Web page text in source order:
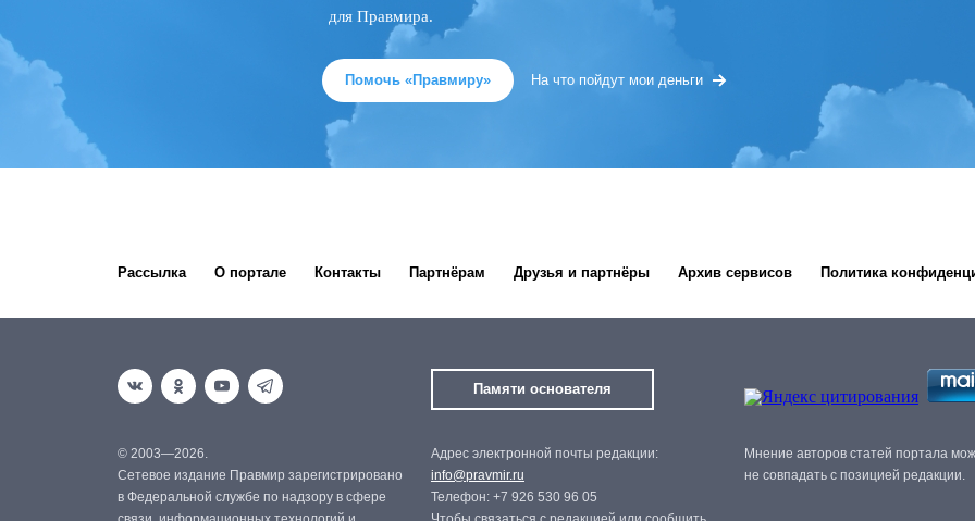
для Правмира.
Помочь «Правмиру» На что пойдут мои деньги
Рассылка О портале Контакты Партнёрам Друзья и партнёры Архив сервисов Политика
Памяти основателя
© 2003—2026.
Сетевое издание Правмир зарегистрировано
в Федеральной службе по надзору в сфере
Адрес электронной почты редакции:
info@pravmir.ru
Телефон: +7 926 530 96 05
Мнение авторов статей портала
не совпадать с позицией редакции.